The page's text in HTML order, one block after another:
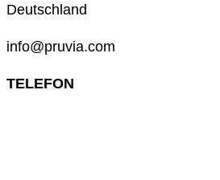
Deutschland
info@pruvia.com
TELEFON